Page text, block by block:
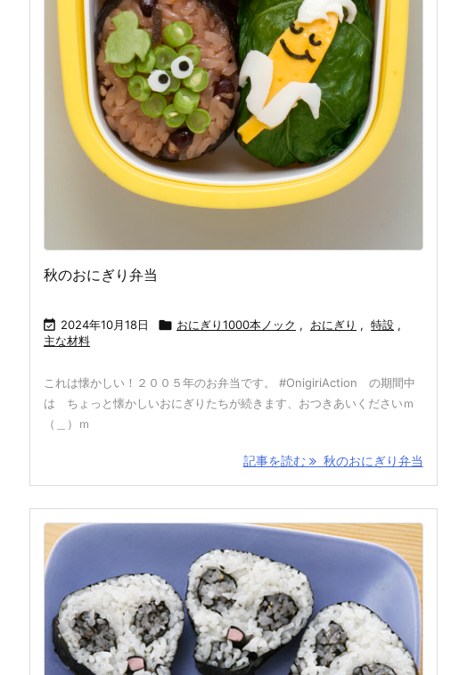
秋のおにぎり弁当
 2024年10月18日  おにぎり1000本ノック , おにぎり , 特設 ,
主な材料
これは懐かしい！２００５年のお弁当です。 #OnigiriAction の期間中
は ちょっと懐かしいおにぎりたちが続きます、おつきあいくださいｍ
（＿）ｍ
記事を読む 秋のおにぎり弁当